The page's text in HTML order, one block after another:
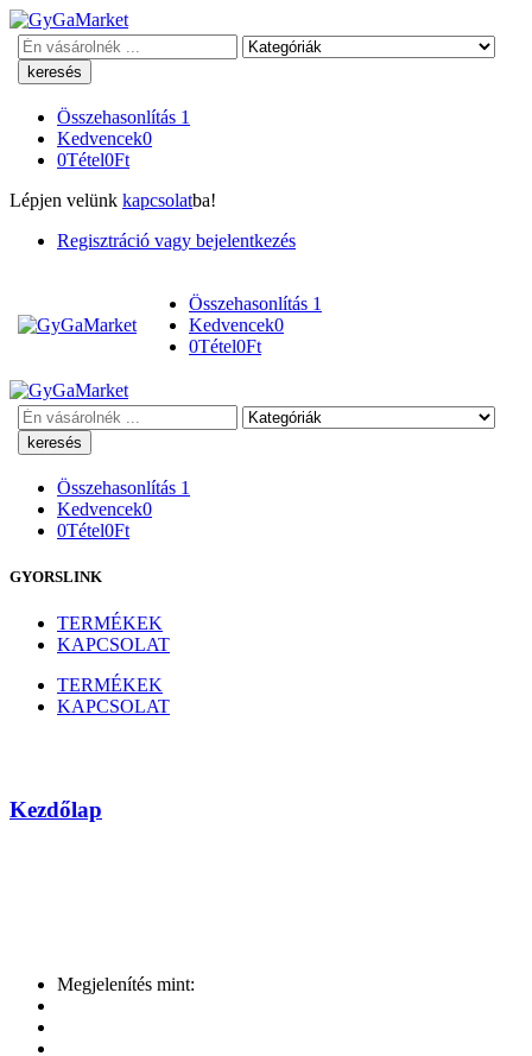
Keresés
Összehasonlítás 1
Kedvencek0
0Tétel0Ft
Lépjen velünk kapcsolatba!
Regisztráció vagy bejelentkezés
Összehasonlítás 1
Kedvencek0
0Tétel0Ft
Keresés
Összehasonlítás 1
Kedvencek0
0Tétel0Ft
GYORSLINK
TERMÉKEK
KAPCSOLAT
TERMÉKEK
KAPCSOLAT
Kezdőlap
Megjelenítés mint: